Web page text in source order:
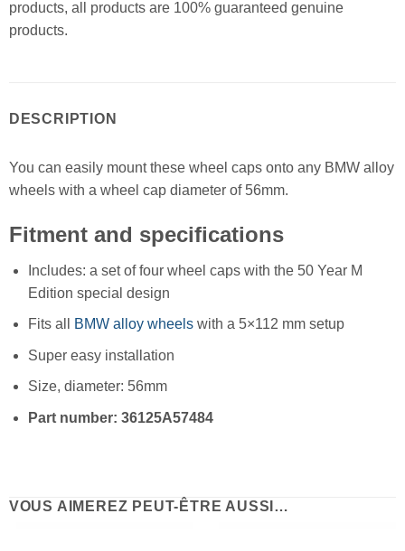
products, all products are 100% guaranteed genuine
products.
DESCRIPTION
You can easily mount these wheel caps onto any BMW alloy
wheels with a wheel cap diameter of 56mm.
Fitment and specifications
Includes: a set of four wheel caps with the 50 Year M
Edition special design
Fits all BMW alloy wheelswith a 5×112 mm setup
Super easy installation
Size, diameter: 56mm
Part number: 36125A57484
VOUS AIMEREZ PEUT-ÊTRE AUSSI…